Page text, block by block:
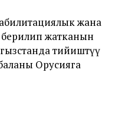
жана
жатканын
тийиштүү
Орусияга